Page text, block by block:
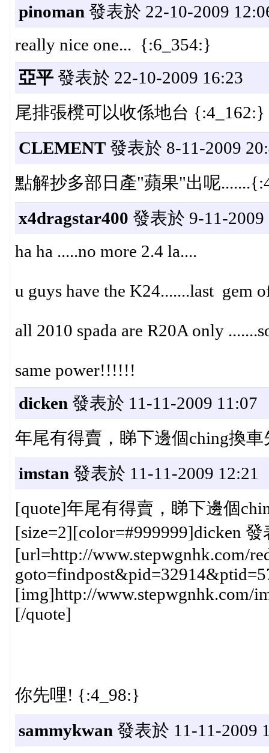
pinoman 發表於 22-10-2009
really nice one... {:6_354:}
亞平發表於 22-10-2009 16:23
尾排張櫈可以收係地台 {:4_162:}
CLEMENT發表於 8-11-2009
點解抄多部日產"蘋果"出呢
x4dragstar400 發表於 9-11-2009
ha ha .....no more 2.4 la....
u guys have the K24.......last gem
all 2010 spada are R20A only
same power!!!!!!
dicken 發表於 11-11-2009 11:07
年尾有得賣，睇下邊個ching換
imstan 發表於 11-11-2009 12:21
[quote]年尾有得賣，睇下邊個
[size=2][color=#999999]dicken
[url=http://www.stepwgnhk.com/
[img]http://www.stepwgnhk.com/
[/quote]
你先哩! {:4_98:}
sammykwan 發表於 11-11-2009